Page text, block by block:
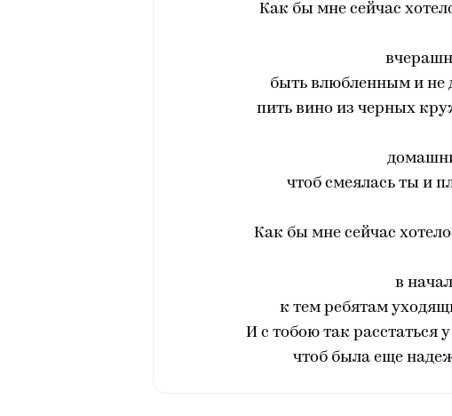
Как бы мне сейчас
быть влюбленным и не
пить вино из черных
чтоб смеялась ты и
Как бы мне сейчас
в
к тем ребятам
И с тобою так расстаться
чтоб была еще